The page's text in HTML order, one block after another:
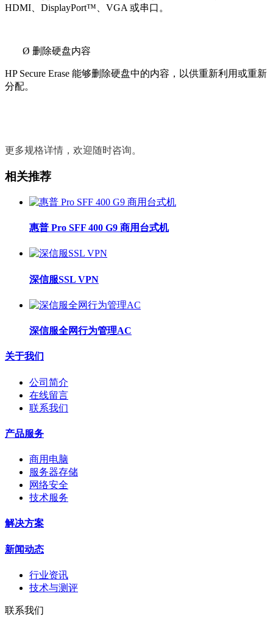
HDMI、DisplayPort™、VGA 或串口。
Ø 删除硬盘内容
HP Secure Erase 能够删除硬盘中的内容，以供重新利用或重新
分配。
更多规格详情，欢迎随时咨询。
相关推荐
惠普 Pro SFF 400 G9 商用台式机
深信服SSL VPN
深信服全网行为管理AC
关于我们
公司简介
在线留言
联系我们
产品服务
商用电脑
服务器存储
网络安全
技术服务
解决方案
新闻动态
行业资讯
技术与测评
联系我们